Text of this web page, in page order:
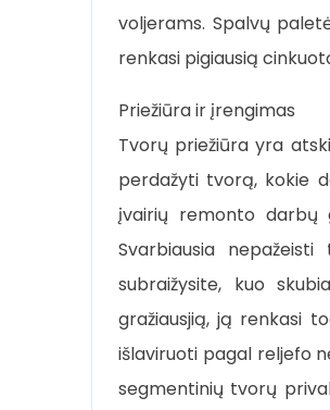
voljerams. Spalvų
renkasi pigiausią
Priežiūra ir įrengimas
Tvorų priežiūra yra
perdažyti tvorą, kokie
įvairių remonto darbų
Svarbiausia
subraižysite, kuo
gražiausjią, ją renkasi
išlaviruoti pagal reljefo
segmentinių tvorų